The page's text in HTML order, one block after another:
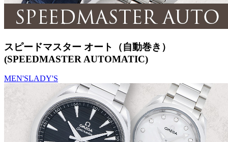
スピードマスター オート（自動巻き）
(SPEEDMASTER AUTOMATIC)
MEN'SLADY'S